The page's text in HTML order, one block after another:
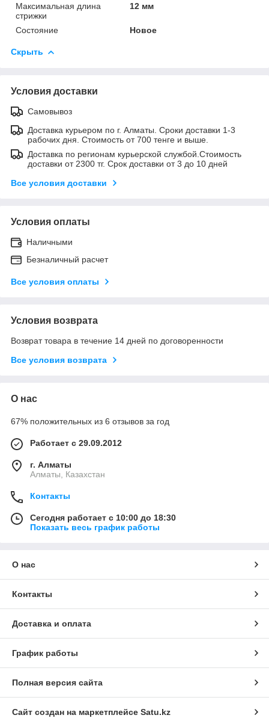
Максимальная длина
стрижки
12 мм
Состояние Новое
Скрыть
Условия доставки
Самовывоз
Доставка курьером по г. Алматы. Сроки доставки 1-3
рабочих дня. Стоимость от 700 тенге и выше.
Доставка по регионам курьерской службой.Стоимость
доставки от 2300 тг. Срок доставки от 3 до 10 дней
Все условия доставки
Условия оплаты
Наличными
Безналичный расчет
Все условия оплаты
Условия возврата
Возврат товара в течение 14 дней по договоренности
Все условия возврата
О нас
67% положительных из 6 отзывов за год
Работает с 29.09.2012
г. Алматы
Алматы, Казахстан
Контакты
Сегодня работает с 10:00 до 18:30
Показать весь график работы
О нас
Контакты
Доставка и оплата
График работы
Полная версия сайта
Сайт создан на маркетплейсе Satu.kz